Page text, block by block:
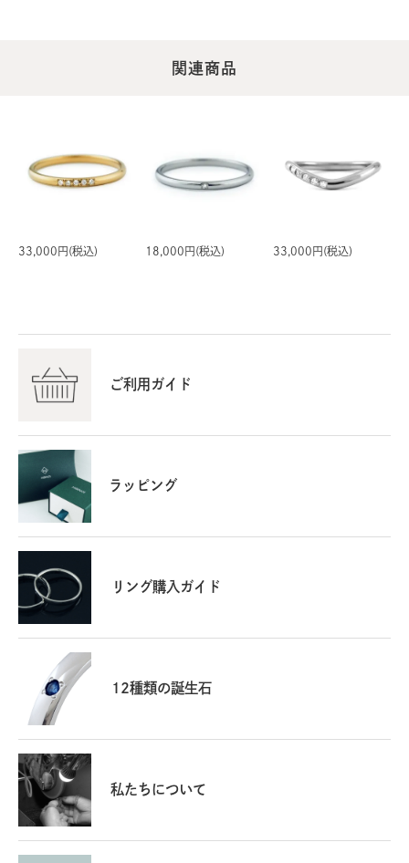
刻印は夫と息子の名前を入れて毎日結婚指輪と共に付けて
います。
これから先5年10年と付け続けられたら良いなと願ってい
このたびはレビューをご投稿いただき、誠にありがとう
ございます。
大切なご家族の記念として、当店のリングをお選びいた
だきましたこと、心より嬉しく存じます。
お言葉を拝見し、大変光栄に思います。実際にご使用い
ただいた上での率直なご感想は、今後の商品づくりの大
切な参考とさせていただきます。
いていることに、心より感謝申し上げます。
これからも末永くご愛用いただけるよう、品質とサービ
スの一層の向上に努めてまいります。
今後ともどうぞよろしくお願い申し上げます。
2025/05/15 16:19:24
女性 2024/06/25 07:36:45
関連商品
33,000円(税込) 18,000円(税込) 33,000円(税込)
ご利用ガイド
ラッピング
リング購入ガイド
12種類の誕生石
私たちについて